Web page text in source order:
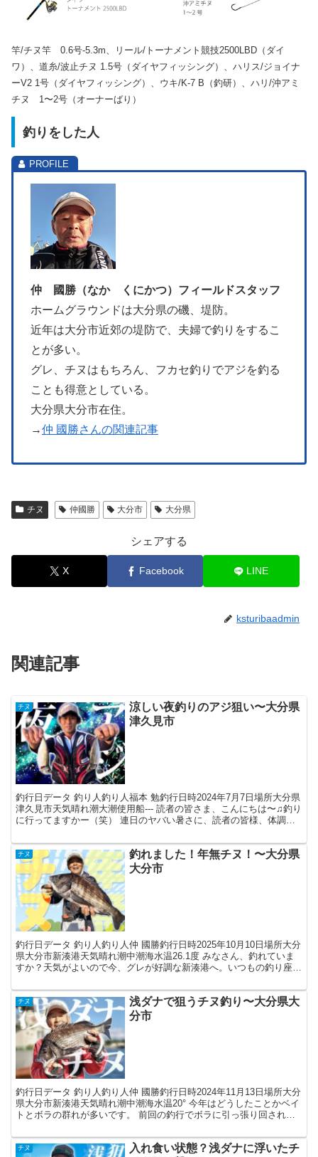
竿/チヌ竿 0.6号-5.3m、リール/トーナメント競技2500LBD（ダイ
ワ）、道糸/波止チヌ 1.5号（ダイヤフィッシング）、ハリス/ジョイナ
ーV2 1号（ダイヤフィッシング）、ウキ/K-7 B（釣研）、ハリ/沖アミ
チヌ 1〜2号（オーナーばり）
釣りをした人
仲 國勝（なか くにかつ）フィールドスタッフ
ホームグラウンドは大分県の磯、堤防。
近年は大分市近郊の堤防で、夫婦で釣りをするこ
とが多い。
グレ、チヌはもちろん、フカセ釣りでアジを釣る
ことも得意としている。
大分県大分市在住。
→仲 國勝さんの関連記事
チヌ 仲國勝 大分市 大分県
シェアする
X Facebook LINE
ksturibaadmin
関連記事
チヌ
涼しい夜釣りのアジ狙い〜大分県
津久見市
釣行日データ 釣り人釣り人福本 勉釣行日時2024年7月7日場所大分県
津久見市天気晴れ潮大潮使用船--- 読者の皆さま、こんにちは〜♫釣り
に行ってますかー（笑） 連日のヤバい暑さに、読者の皆様、体調崩
チヌ
釣れました！年無チヌ！〜大分県
大分市
釣行日データ 釣り人釣り人仲 國勝釣行日時2025年10月10日場所大分
県大分市新湊港天気晴れ潮中潮海水温26.1度 みなさん、釣れていま
すか？天気がよいので今、グレが好調な新湊港へ。いつもの釣り座
チヌ
浅ダナで狙うチヌ釣り〜大分県大
分市
釣行日データ 釣り人釣り人仲 國勝釣行日時2024年11月13日場所大分
県大分市新湊港天気晴れ潮中潮海水温20° 今年はどうしたことかベイ
トとボラの群れが多いです。 前回の釣行でボラに引っ張り回された
チヌ
入れ食い状態？浅ダナに浮いたチ